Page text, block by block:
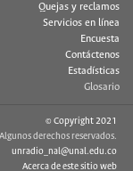
Quejas y reclamos
Servicios en línea
Encuesta
Contáctenos
Estadísticas
Glosario
© Copyright 2021
Algunos derechos reservados.
unradio_nal@unal.edu.co
Acerca de este sitio web